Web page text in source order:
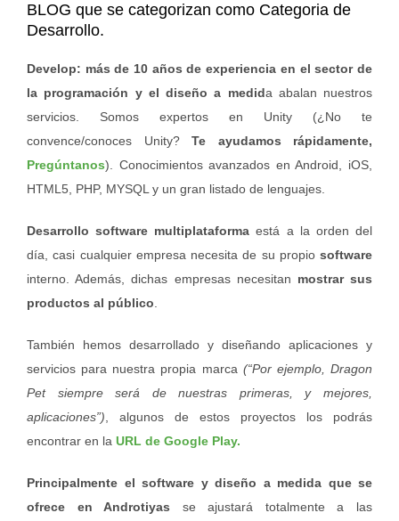
BLOG que se categorizan como Categoria de
Desarrollo.
Develop: más de 10 años de experiencia en el sector de
la programación y el diseño a medida abalan nuestros
servicios. Somos expertos en Unity (¿No te
convence/conoces Unity? Te ayudamos rápidamente,
Pregúntanos). Conocimientos avanzados en Android, iOS,
HTML5, PHP, MYSQL y un gran listado de lenguajes.
Desarrollo software multiplataforma está a la orden del
día, casi cualquier empresa necesita de su propio software
interno. Además, dichas empresas necesitan mostrar sus
productos al público
También hemos desarrollado y diseñando aplicaciones y
servicios para nuestra propia marca (“Por ejemplo, Dragon
Pet siempre será de nuestras primeras, y mejores,
aplicaciones”) , algunos de estos proyectos los podrás
encontrar en la URL de Google Play.
Principalmente el software y diseño a medida que se
ofrece en Androtiyas se ajustará totalmente a las